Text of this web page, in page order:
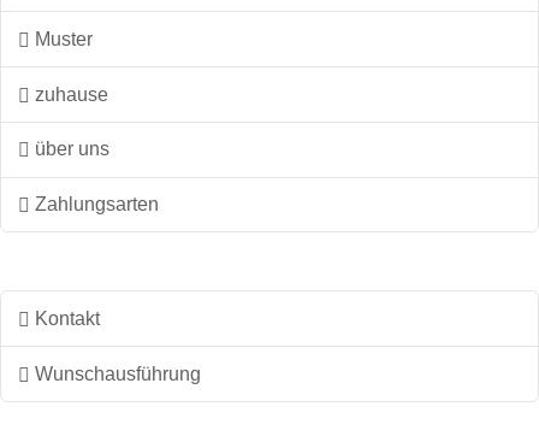
Muster
zuhause
über uns
Zahlungsarten
Kontakt
Wunschausführung